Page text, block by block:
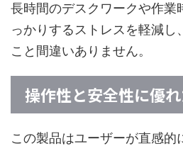
長時間のデスクワークや作業
っかりするストレスを軽減し
こと間違いありません。
操作性と安全性に優
この製品はユーザーが直感的